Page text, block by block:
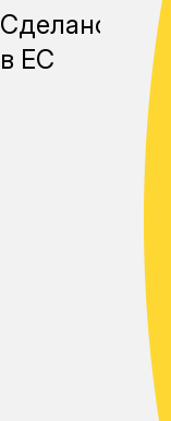
Сделано
в ЕС